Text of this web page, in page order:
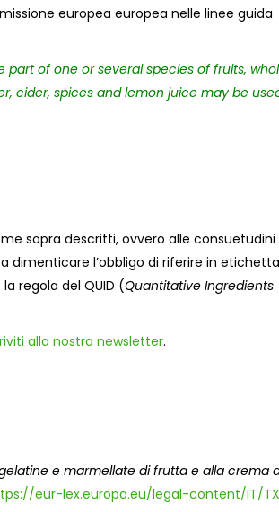
europea europea nelle linee guida
of one or several species of fruits,
cider, spices and lemon juice may be
sopra descritti, ovvero alle consuetudini
l’obbligo di riferire in
regola del QUID (Quantitative Ingredients
alla nostra newsletter.
e marmellate di frutta e alla crema
eur-lex.europa.eu/legal-content/IT/